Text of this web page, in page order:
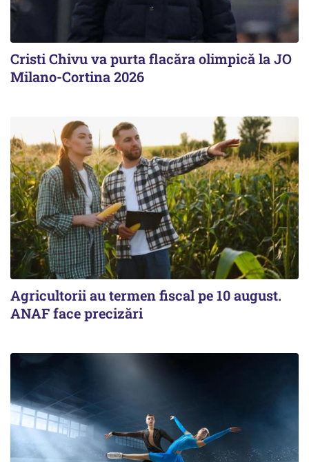
Cristi Chivu va purta flacăra olimpică la JO
Milano-Cortina 2026
Agricultorii au termen fiscal pe 10 august.
ANAF face precizări